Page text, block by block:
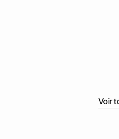
Voir